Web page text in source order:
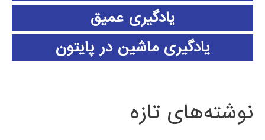
یادگیری عمیق
یادگیری ماشین در پایتون
نوشته‌های تازه